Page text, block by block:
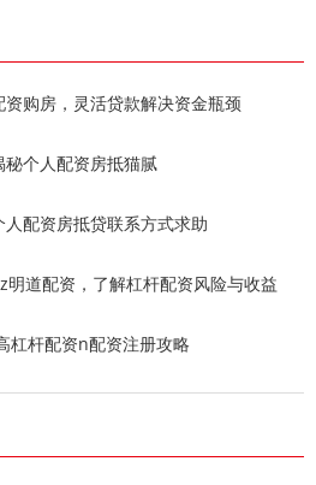
购房，灵活贷款解决资金瓶颈
个人配资房抵猫腻
配资房抵贷联系方式求助
明道配资，了解杠杆配资风险与收益
杠杆配资n配资注册攻略